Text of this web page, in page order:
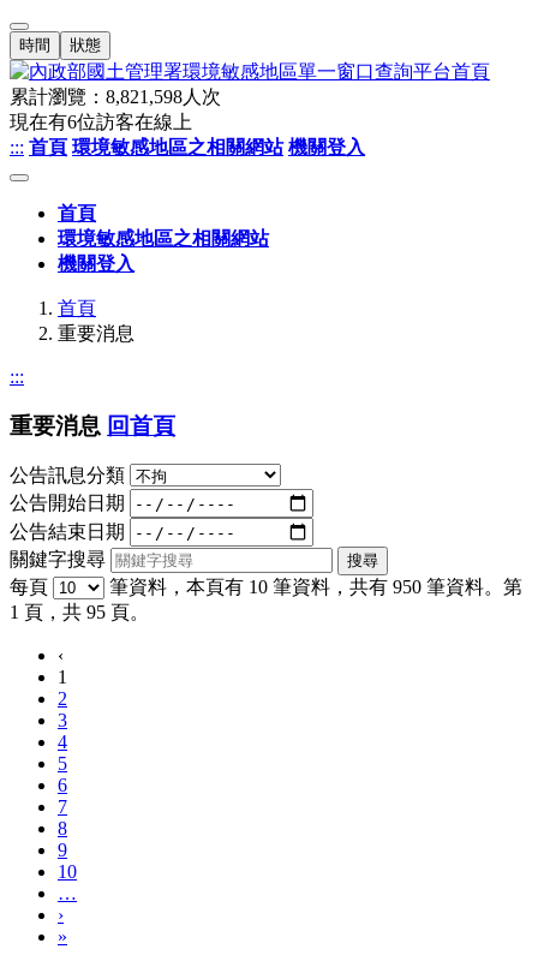
時間 狀態
累計瀏覽： 8,821,598人次
現在有6位訪客在線上
::: 首頁 環境敏感地區之相關網站 機關登入
首頁
環境敏感地區之相關網站
機關登入
首頁
重要消息
:::
重要消息 回首頁
公告訊息分類
公告開始日期
公告結束日期
關鍵字搜尋
每頁
筆資料，本頁有 10 筆資料，共有 950 筆資料。第
1 頁，共 95 頁。
‹
1
2
3
4
5
6
7
8
9
10
…
›
»